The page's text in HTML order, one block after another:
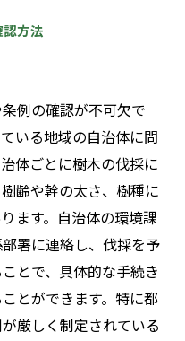
方法
例の確認が不可欠で
いる地域の自治体に問
体ごとに樹木の伐採に
齢や幹の太さ、樹種に
ます。自治体の環境課
署に連絡し、伐採を予
とで、具体的な手続き
とができます。特に都
厳しく制定されている